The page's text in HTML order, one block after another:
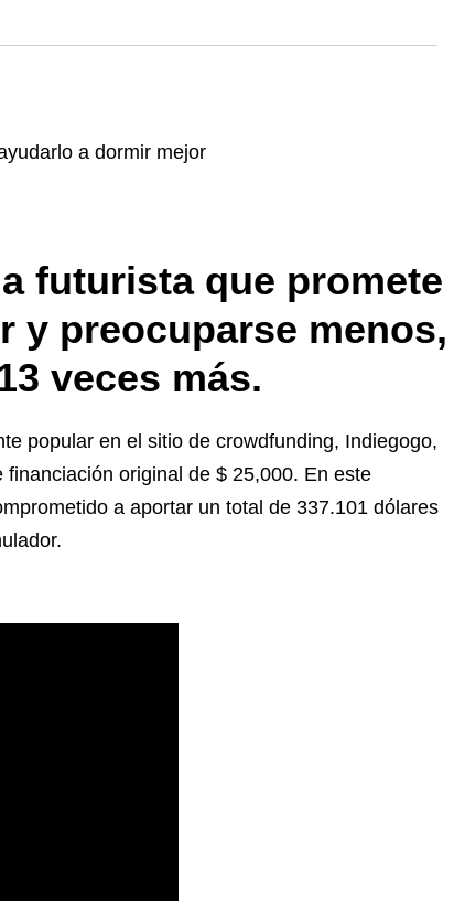
futurista que promete
y preocuparse menos,
veces más.
popular en el sitio de crowdfunding, Indiegogo,
original de $ 25,000. En este
a aportar un total de 337.101 dólares